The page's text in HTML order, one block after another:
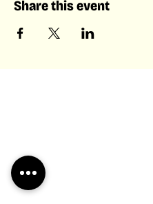
Share this event
Laboratory of Collective
Artificial Intelligence